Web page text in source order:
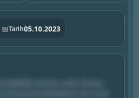
📅Tarih05.10.2023